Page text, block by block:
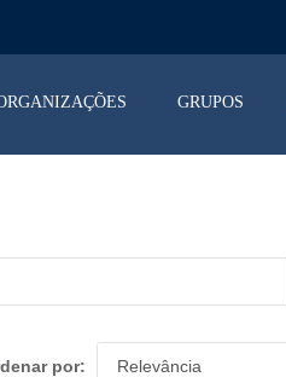
GRUPOS
por